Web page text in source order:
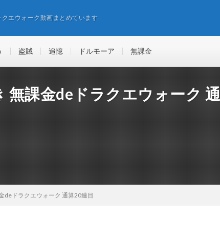
クエウォーク動画まとめています
盗賊 追憶 ドルモーア 無課金
無課金deドラクエウォーク 通
deドラクエウォーク 通算20連目